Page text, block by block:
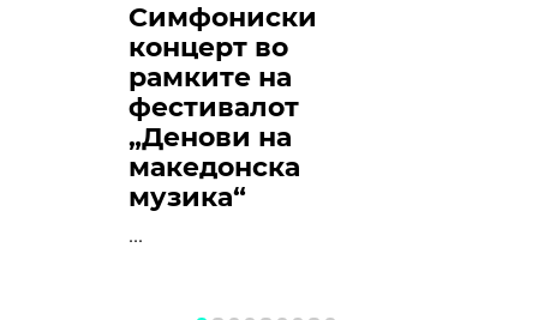
Симфониски
концерт во
рамките на
фестивалот
„Денови на
македонска
музика“
...